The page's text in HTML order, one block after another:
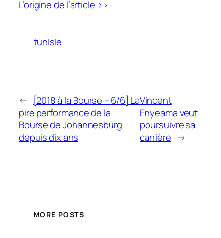
L’origine de l’article >>
tunisie
← [2018 à la Bourse – 6/6] La
pire performance de la
Bourse de Johannesburg
depuis dix ans
Vincent
Enyeama veut
poursuivre sa
carrière →
MORE POSTS